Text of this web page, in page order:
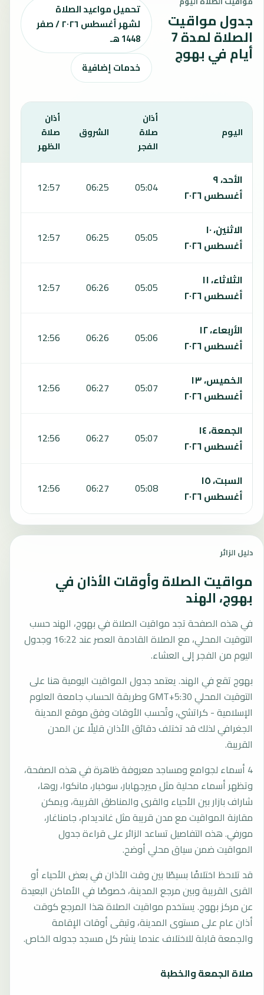
جدول مواقيت
الصلاة لمدة 7
أيام في بهوج
تحميل مواعيد الصلاة
لشهر أغسطس ٢٠٢٦ / صفر
1448 هـ
خدمات إضافية
اليوم
أذان
صلاة
الفجر
الشروق
أذان
صلاة
الظهر
الأحد، ٩
أغسطس ٢٠٢٦
05:04
06:25
12:57
الاثنين، ١٠
أغسطس ٢٠٢٦
05:05
06:25
12:57
الثلاثاء، ١١
أغسطس ٢٠٢٦
05:05
06:26
12:57
الأربعاء، ١٢
أغسطس ٢٠٢٦
05:06
06:26
12:56
الخميس، ١٣
أغسطس ٢٠٢٦
05:07
06:27
12:56
الجمعة، ١٤
أغسطس ٢٠٢٦
05:07
06:27
12:56
السبت، ١٥
أغسطس ٢٠٢٦
05:08
06:27
12:56
دليل الزائر
مواقيت الصلاة وأوقات الأذان في
بهوج، الهند
في هذه الصفحة تجد مواقيت الصلاة في بهوج، الهند حسب
التوقيت المحلي، مع الصلاة القادمة العصر عند 16:22 وجدول
اليوم من الفجر إلى العشاء.
بهوج تقع في الهند. يعتمد جدول المواقيت اليومية هنا على
التوقيت المحلي GMT+5:30 وطريقة الحساب جامعة العلوم
الإسلامية - كراتشي، وتُحسب الأوقات وفق موقع المدينة
الجغرافي لذلك قد تختلف دقائق الأذان قليلًا عن المدن
القريبة.
4 أسماء لجوامع ومساجد معروفة ظاهرة في هذه الصفحة،
وتظهر أسماء محلية مثل ميرجهابار، سوخبار، مانكوا، روها،
شاراف بازار بين الأحياء والقرى والمناطق القريبة، ويمكن
مقارنة المواقيت مع مدن قريبة مثل غانديدام، جامناغار،
مورفي. هذه التفاصيل تساعد الزائر على قراءة جدول
المواقيت ضمن سياق محلي أوضح.
قد تلاحظ اختلافًا بسيطًا بين وقت الأذان في بعض الأحياء أو
القرى القريبة وبين مرجع المدينة، خصوصًا في الأماكن البعيدة
عن مركز بهوج. يستخدم مواقيت الصلاة هذا المرجع كوقت
أذان عام على مستوى المدينة، وتبقى أوقات الإقامة
والجمعة قابلة للاختلاف عندما ينشر كل مسجد جدوله الخاص.
صلاة الجمعة والخطبة